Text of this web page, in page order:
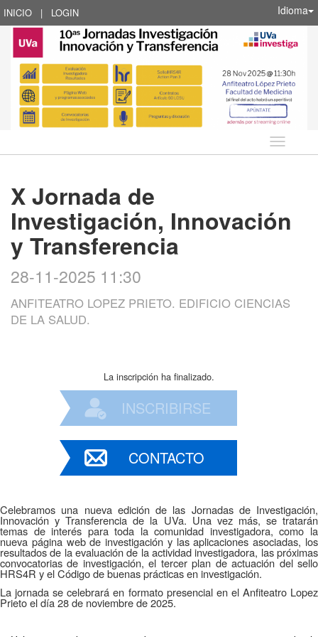
INICIO | LOGIN Idioma
Idioma
X Jornada de
Investigación, Innovación
y Transferencia
28-11-2025 11:30
ANFITEATRO LOPEZ PRIETO. EDIFICIO CIENCIAS
DE LA SALUD.
La inscripción ha finalizado.
INSCRIBIRSE
CONTACTO
Celebramos una nueva edición de las Jornadas de Investigación,
Innovación y Transferencia de la UVa. Una vez más, se tratarán
temas de interés para toda la comunidad investigadora, como la
nueva página web deinvestigación y las aplicaciones asociadas, los
resultados de la evaluación de la actividad investigadora, las próximas
convocatorias de investigación, el tercer plan de actuación del sello
HRS4R y el Código de buenas prácticas en investigación.
La jornada se celebrará en formato presencial en el Anfiteatro Lopez
Prieto el día 28 de noviembre de 2025.